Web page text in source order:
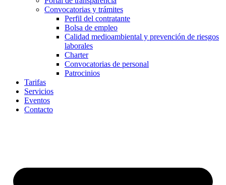
Convocatorias y trámites
Perfil del contratante
Bolsa de empleo
Calidad medioambiental y prevención de riesgos
laborales
Charter
Convocatorias de personal
Patrocinios
Tarifas
Servicios
Eventos
Contacto